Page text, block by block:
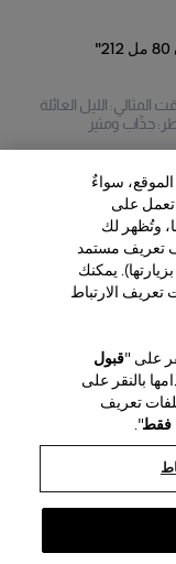
الليل العائلة
جذّاب ومثير
للأزياء
جديدة)
الخاصة بالجمال
VTO Data
الارتباط
سواءٌ
تعمل على
وتُظهر لك
تعريف مستمد
يمكنك
الارتباط
على "قبول
بالنقر على
تعريف
فقط".